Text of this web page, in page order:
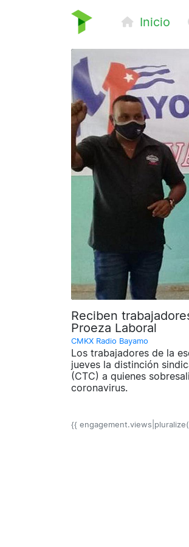
Inicio
Reciben
Proeza Laboral
CMKX Radio Bayamo
Los trabajadores de la
jueves la distinción
(CTC) a quienes
coronavirus.
{{